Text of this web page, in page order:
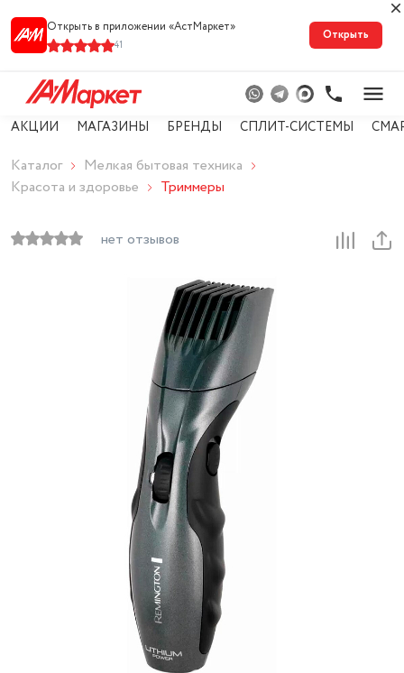
Открыть в приложении «АстМарке‪т‬»
41
Открыть
АКЦИИ МАГАЗИНЫ БРЕНДЫ СПЛИТ-СИСТЕМЫ
Каталог
Мелкая бытовая техника
Красота и здоровье
Триммеры
нет отзывов